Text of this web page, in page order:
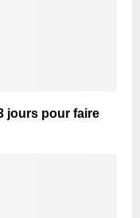
jours pour faire